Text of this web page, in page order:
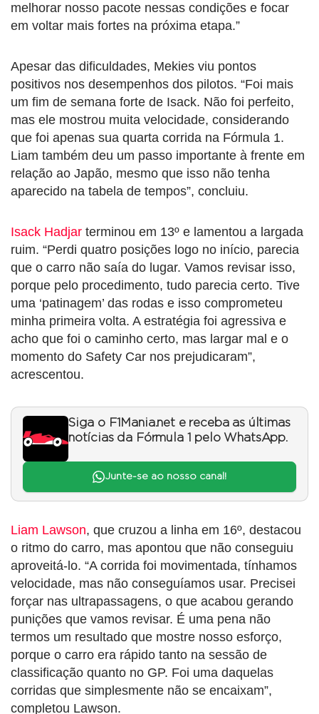
melhorar nosso pacote nessas condições e focar
em voltar mais fortes na próxima etapa.”
Apesar das dificuldades, Mekies viu pontos
positivos nos desempenhos dos pilotos. “Foi mais
um fim de semana forte de Isack. Não foi perfeito,
mas ele mostrou muita velocidade, considerando
que foi apenas sua quarta corrida na Fórmula 1.
Liam também deu um passo importante à frente em
relação ao Japão, mesmo que isso não tenha
aparecido na tabela de tempos”, concluiu.
Isack Hadjar terminou em 13º e lamentou a largada
ruim. “Perdi quatro posições logo no início, parecia
que o carro não saía do lugar. Vamos revisar isso,
porque pelo procedimento, tudo parecia certo. Tive
uma ‘patinagem’ das rodas e isso comprometeu
minha primeira volta. A estratégia foi agressiva e
acho que foi o caminho certo, mas largar mal e o
momento do Safety Car nos prejudicaram”,
acrescentou.
Siga o F1Mania.net e receba as últimas
notícias da Fórmula 1 pelo WhatsApp.
Junte-se ao nosso canal!
Liam Lawson, que cruzou a linha em 16º, destacou
o ritmo do carro, mas apontou que não conseguiu
aproveitá-lo. “A corrida foi movimentada, tínhamos
velocidade, mas não conseguíamos usar. Precisei
forçar nas ultrapassagens, o que acabou gerando
punições que vamos revisar. É uma pena não
termos um resultado que mostre nosso esforço,
porque o carro era rápido tanto na sessão de
classificação quanto no GP. Foi uma daquelas
corridas que simplesmente não se encaixam”,
completou Lawson.